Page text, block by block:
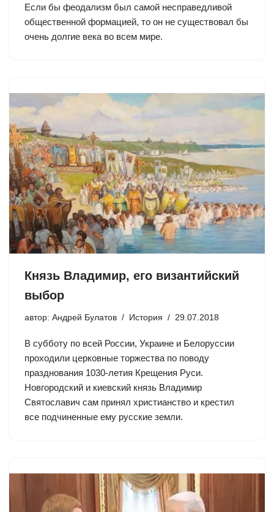
Если бы феодализм был самой несправедливой
общественной формацией, то он не существовал бы
очень долгие века во всем мире.
Князь Владимир, его византийский
выбор
автор: Андрей Булатов История 29.07.2018
В субботу по всей России, Украине и Белоруссии
проходили церковные торжества по поводу
празднования 1030-летия Крещения Руси.
Новгородский и киевский князь Владимир
Святославич сам принял христианство и крестил
все подчиненные ему русские земли.